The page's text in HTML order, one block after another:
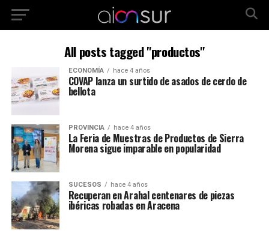
All posts tagged "productos"
ECONOMÍA hace 4 años
COVAP lanza un surtido de asados de cerdo de
bellota
PROVINCIA hace 4 años
La Feria de Muestras de Productos de Sierra
Morena sigue imparable en popularidad
SUCESOS hace 4 años
Recuperan en Arahal centenares de piezas
ibéricas robadas en Aracena